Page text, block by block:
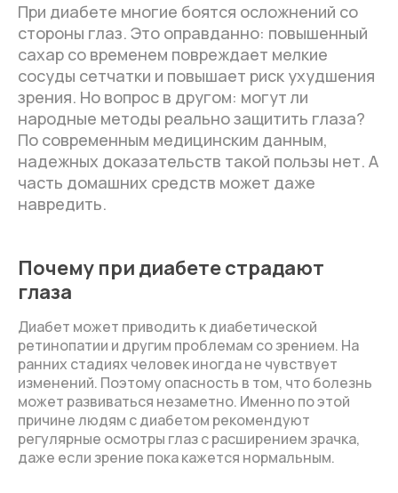
При диабете многие боятся осложнений со
стороны глаз. Это оправданно: повышенный
сахар со временем повреждает мелкие
сосуды сетчатки и повышает риск ухудшения
зрения. Но вопрос в другом: могут ли
народные методы реально защитить глаза?
По современным медицинским данным,
надежных доказательств такой пользы нет. А
часть домашних средств может даже
навредить.
Почему при диабете страдают
глаза
Диабет может приводить к диабетической
ретинопатии и другим проблемам со зрением. На
ранних стадиях человек иногда не чувствует
изменений. Поэтому опасность в том, что болезнь
может развиваться незаметно. Именно по этой
причине людям с диабетом рекомендуют
регулярные осмотры глаз с расширением зрачка,
даже если зрение пока кажется нормальным.